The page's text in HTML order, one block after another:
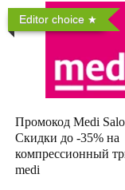
Editor choice
Промокод Medi
Скидки до -35% на
компрессионный
medi